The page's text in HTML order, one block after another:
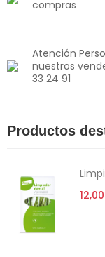
compras
Atención
nuestros
33 24 91
Productos